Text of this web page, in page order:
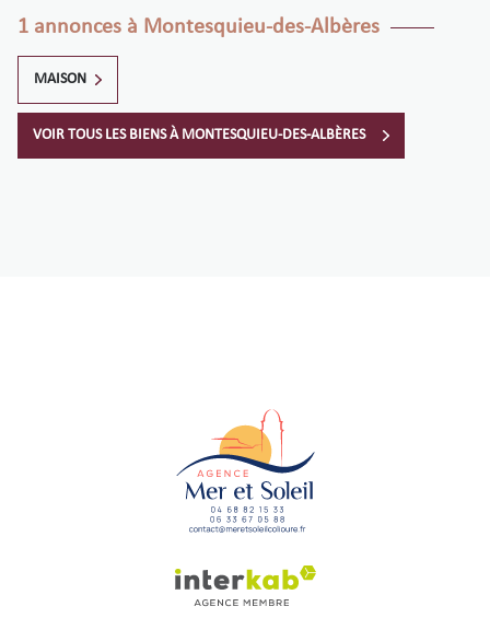
1 annonces à Montesquieu-des-Albères
MAISON
VOIR TOUS LES BIENS À MONTESQUIEU-DES-ALBÈRES